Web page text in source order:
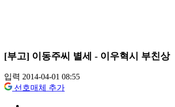
[부고] 이동주씨 별세 - 이우혁시 부친상
입력 2014-04-01 08:55
선호매체 추가